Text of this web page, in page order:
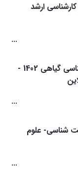
ارشد
مشاوره انتخاب رشته کنکور ارشد زیست شناسی گیاهی 1402 -
شناسی- علوم